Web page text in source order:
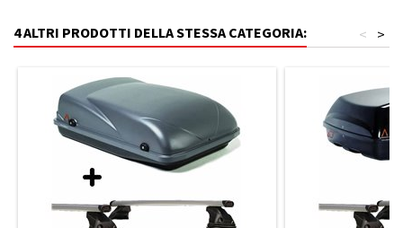
4 ALTRI PRODOTTI DELLA STESSA CATEGORIA: >
<